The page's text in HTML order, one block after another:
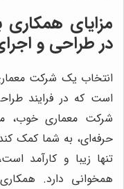
مزایای همکاری
در طراحی و
انتخاب یک شرکت
است که در فرایند
شرکت معماری خوب،
حرفه‌ای، به شما کمک
تنها زیبا و کارآمد
همخوانی دارد.